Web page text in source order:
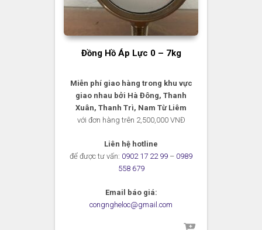
Đồng Hồ Áp Lực 0 – 7kg
Miễn phí giao hàng trong khu vực
giao nhau bởi Hà Đông, Thanh
Xuân, Thanh Trì, Nam Từ Liêm
với đơn hàng trên 2,500,000 VNĐ
Liên hệ hotline
để được tư vấn: 0902 17 22 99 – 0989
558 679
Email báo giá:
congngheloc@gmail.com